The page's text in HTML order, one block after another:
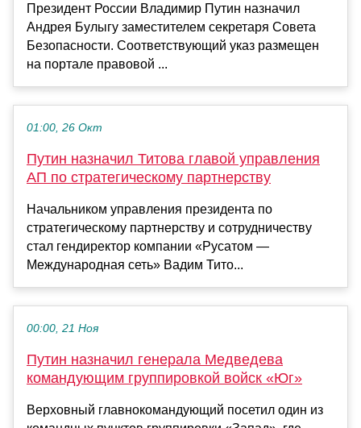
Президент России Владимир Путин назначил
Андрея Булыгу заместителем секретаря Совета
Безопасности. Соответствующий указ размещен
на портале правовой ...
01:00, 26 Окт
Путин назначил Титова главой управления
АП по стратегическому партнерству
Начальником управления президента по
стратегическому партнерству и сотрудничеству
стал гендиректор компании «Русатом —
Международная сеть» Вадим Тито...
00:00, 21 Ноя
Путин назначил генерала Медведева
командующим группировкой войск «Юг»
Верховный главнокомандующий посетил один из